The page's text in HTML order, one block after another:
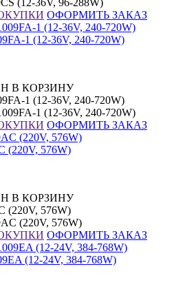
ОФОРМИТЬ ЗАКАЗ
1 (12-36V, 240-720W)
В КОРЗИНУ
1 (12-36V, 240-720W)
ОФОРМИТЬ ЗАКАЗ
(220V, 576W)
В КОРЗИНУ
(220V, 576W)
ОФОРМИТЬ ЗАКАЗ
(12-24V, 384-768W)